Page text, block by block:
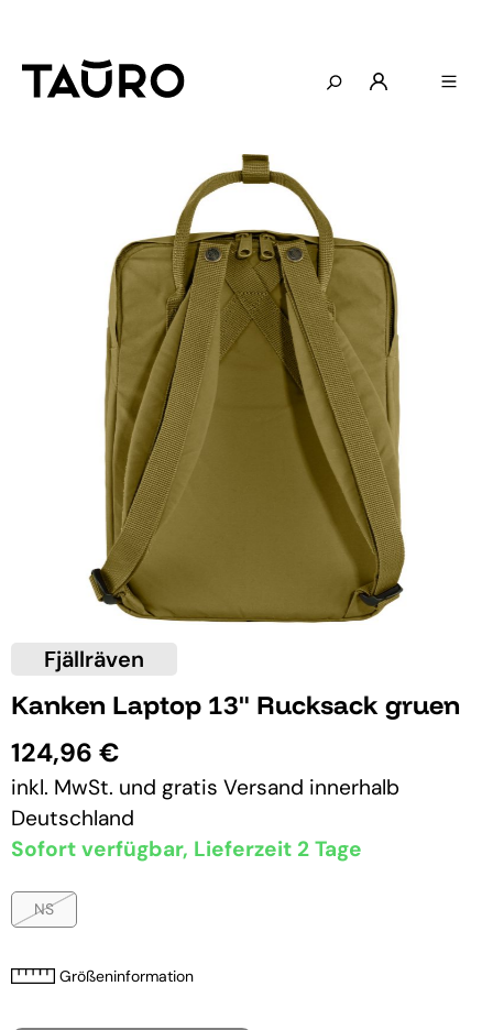
Fjällräven
Kanken Laptop 13" Rucksack gruen
124,96 €
inkl. MwSt. und gratis Versand innerhalb
Deutschland
Sofort verfügbar, Lieferzeit 2 Tage
NS
Größeninformation